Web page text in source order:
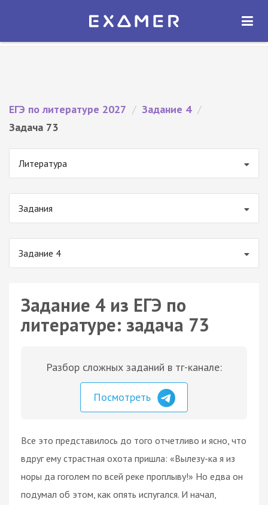
Экзамер — ЕГЭ 2027
ОТКРЫТЬ
ЕГЭ по литературе 2027 / Задание 4 /
Задача 73
Литература
Задания
Задание 4
Задание 4 из ЕГЭ по
литературе: задача 73
Разбор сложных заданий в тг-канале:
Посмотреть
Все это представилось до того отчетливо и ясно, что
вдруг ему страстная охота пришла: «Вылезу-ка я из
норы да гоголем по всей реке проплыву!» Но едва он
подумал об этом, как опять испугался. И начал,